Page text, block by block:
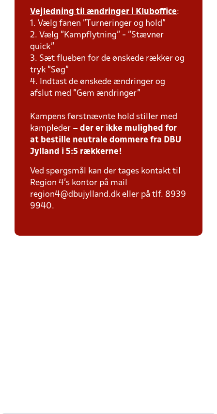
Vejledning til ændringer i Kluboffice:
1. Vælg fanen "Turneringer og hold"
2. Vælg "Kampflytning" - "Stævner
quick"
3. Sæt flueben for de ønskede rækker og
tryk "Søg"
4. Indtast de ønskede ændringer og
afslut med "Gem ændringer"
Kampens førstnævnte hold stiller med
kampleder – der er ikke mulighed for
at bestille neutrale dommere fra DBU
Jylland i 5:5 rækkerne!
Ved spørgsmål kan der tages kontakt til
Region 4's kontor på mail
region4@dbujylland.dk eller på tlf. 8939
9940.